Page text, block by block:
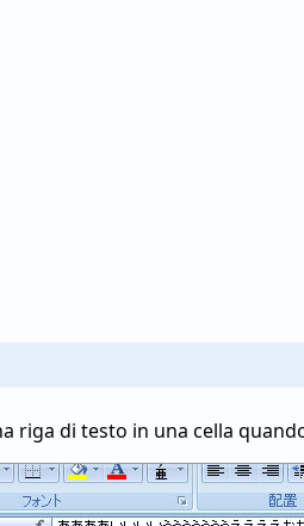
di testo in una cella